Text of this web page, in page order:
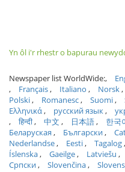
Yn ôl i'r rhestr o bapurau
Newspaper list WorldWide:
Français
Italiano Norsk
Polski
Romanesc Suomi
Ελληνικά
русский язык
हिन्दी
中文 日本語 한국
Беларуская
Български
Nederlandse
Eesti Tagalog
Íslenska
Gaeilge Latviešu
Српски
Slovenčina